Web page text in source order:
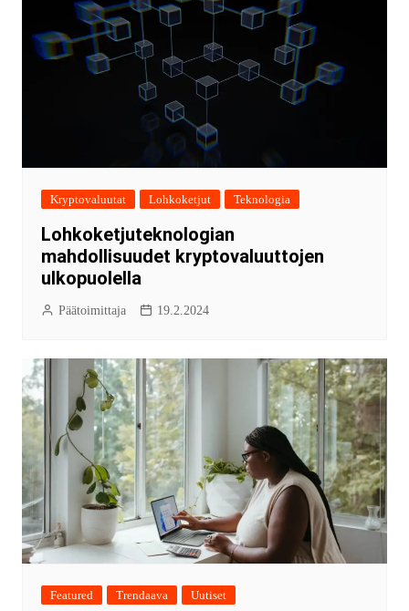
Kryptovaluutat Lohkoketjut Teknologia
Lohkoketjuteknologian
mahdollisuudet kryptovaluuttojen
ulkopuolella
Päätoimittaja 19.2.2024
Featured Trendaava Uutiset